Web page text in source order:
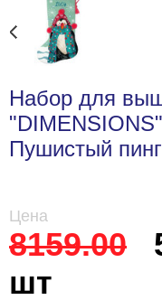
Набор для
Пушистый
Цена
8159.00
шт